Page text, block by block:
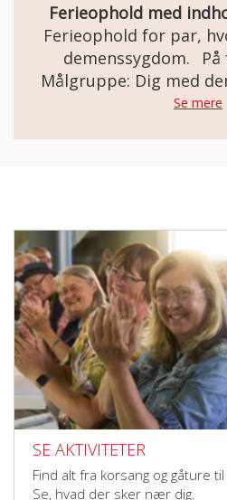
Ferieophold med
Ferieophold for par,
demenssygdom.
får I mulighed for at
aktiviteter, i samvær
Målgruppe: Dig med
Se mere
SE AKTIVITETER
Find alt fra korsang og gåture
Se, hvad der sker nær dig.